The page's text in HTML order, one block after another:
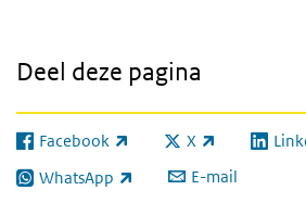
Deel deze pagina
Facebook
(externe link) X
(externe link)
WhatsApp
(externe link) E-mail